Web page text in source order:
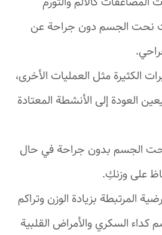
نحت الجسم دون جراحة عن
الكثيرة مثل العمليات الأخرى،
العودة إلى الأنشطة المعتادة
الجسم بدون جراحة في حال
على وزنكِ.
المرتبطة بزيادة الوزن وتراكم
كداء السكري والأمراض القلبية